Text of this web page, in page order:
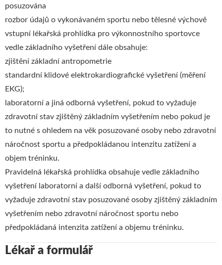
posuzována
rozbor údajů o vykonávaném sportu nebo tělesné výchově
vstupní lékařská prohlídka pro výkonnostního sportovce
vedle základního vyšetření dále obsahuje:
zjištění základní antropometrie
standardní klidové elektrokardiografické vyšetření (měření
EKG);
laboratorní a jiná odborná vyšetření, pokud to vyžaduje
zdravotní stav zjištěný základním vyšetřením nebo pokud je
to nutné s ohledem na věk posuzované osoby nebo zdravotní
náročnost sportu a předpokládanou intenzitu zatížení a
objem tréninku.
Pravidelná lékařská prohlídka obsahuje vedle základního
vyšetření laboratorní a další odborná vyšetření, pokud to
vyžaduje zdravotní stav posuzované osoby zjištěný základním
vyšetřením nebo zdravotní náročnost sportu nebo
předpokládaná intenzita zatížení a objemu tréninku.
Lékař a formulář